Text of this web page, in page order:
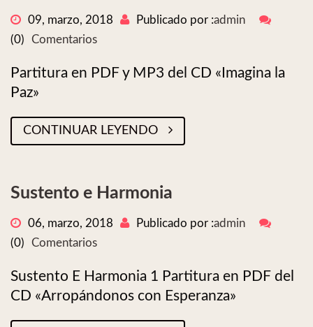
09, marzo, 2018 Publicado por :admin
(0)
Comentarios
Partitura en PDF y MP3 del CD «Imagina la
Paz»
CONTINUAR LEYENDO
Sustento e Harmonia
06, marzo, 2018 Publicado por :admin
(0)
Comentarios
Sustento E Harmonia 1 Partitura en PDF del
CD «Arropándonos con Esperanza»